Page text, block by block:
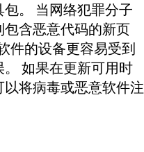
。 当网络犯罪分子
含恶意代码的新页
件的设备更容易受到
如果在更新可用时
将病毒或恶意软件注